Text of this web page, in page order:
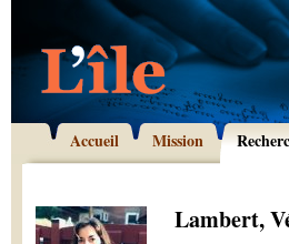
Accueil Mission
Lambert,